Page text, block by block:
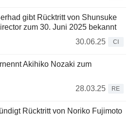
gibt Rücktritt von Shunsuke
zum 30. Juni 2025 bekannt
30.06.25
CI
Akihiko Nozaki zum
28.03.25
RE
Rücktritt von Noriko Fujimoto